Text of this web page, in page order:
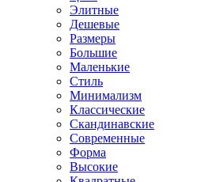
Элитные
Дешевые
Размеры
Большие
Маленькие
Стиль
Минимализм
Классические
Скандинавские
Современные
Форма
Высокие